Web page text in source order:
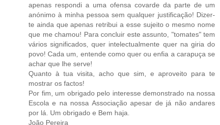
apenas respondi a uma ofensa covarde da parte de um
anónimo à minha pessoa sem qualquer justificação! Dizer-
te ainda que apenas retribui a esse sujeito o mesmo nome
que me chamou! Para concluir este assunto, "tomates" tem
vários significados, quer intelectualmente quer na giria do
povo! Cada um, entende como quer ou enfia a carapuça se
achar que lhe serve!
Quanto à tua visita, acho que sim, e aproveito para te
mostrar os factos!
Por fim, um obrigado pelo interesse demonstrado na nossa
Escola e na nossa Associação apesar de já não andares
por lá. Um obrigado e Bem haja.
João Pereira